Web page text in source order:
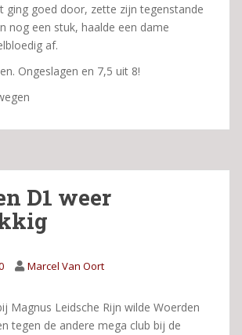
ging goed door, zette zijn tegenstande
nog een stuk, haalde een dame
af.
Ongeslagen en 7,5 uit 8!
D1 weer
Marcel Van Oort
Magnus Leidsche Rijn wilde Woerden
tegen de andere mega club bij de